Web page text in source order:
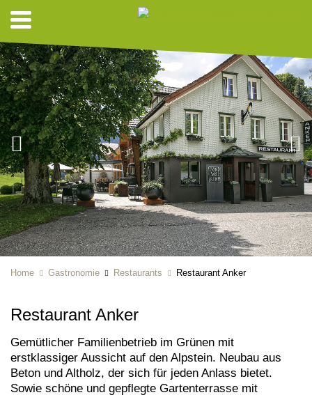
Home Gastronomie Restaurants Restaurant Anker
Restaurant Anker
Gemütlicher Familienbetrieb im Grünen mit
erstklassiger Aussicht auf den Alpstein. Neubau aus
Beton und Altholz, der sich für jeden Anlass bietet.
Sowie schöne und gepflegte Gartenterrasse mit